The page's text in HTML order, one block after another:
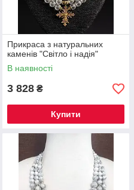
Прикраса з натуральних
каменів "Світло і надія"
В наявності
3 828 ₴
Купити